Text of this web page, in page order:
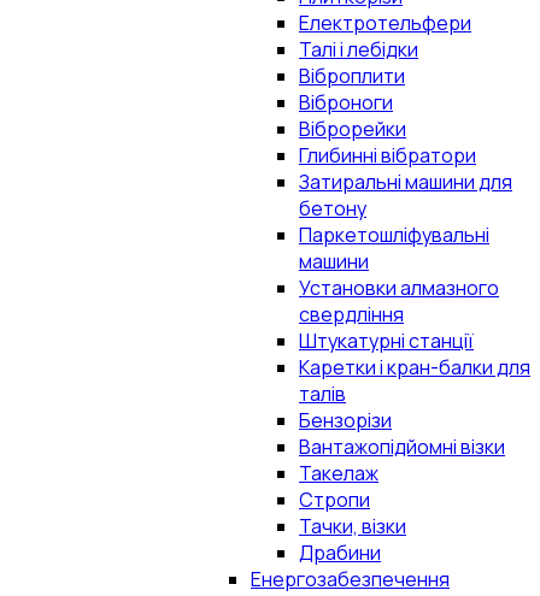
Електротельфери
Талі і лебідки
Віброплити
Віброноги
Віброрейки
Глибинні вібратори
Затиральні машини для
бетону
Паркетошліфувальні
машини
Установки алмазного
свердління
Штукатурні станції
Каретки і кран-балки для
талів
Бензорізи
Вантажопідйомні візки
Такелаж
Стропи
Тачки, візки
Драбини
Енергозабезпечення